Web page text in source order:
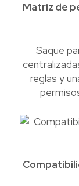
Matriz de
Saque
reglas y